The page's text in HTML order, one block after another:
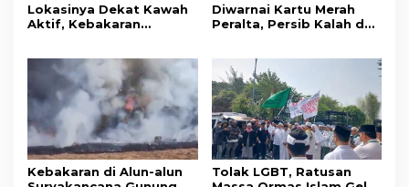
Lokasinya Dekat Kawah
Aktif, Kebakaran
Pangrango
Diwarnai Kartu Merah
Peralta, Persib Kalah dari
Kebakaran di Alun-alun
Tolak LGBT, Ratusan